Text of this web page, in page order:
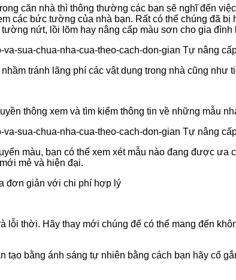
căn nhà thì thông thường các bạn sẽ nghĩ đến
các bức tường của nhà bạn. Rất có thể chúng đã
nứt, lồi lõm hay nâng cấp màu sơn cho gia đình
tránh lãng phí các vật dụng trong nhà cũng như
thông xem và tìm kiếm thông tin về những mẫu
màu, bạn có thể xem xét mẫu nào đang được
mẻ và hiện đại.
đơn giản với chi phí hợp lý
lỗi thời. Hãy thay mới chúng để có thể mang đến
tạo bằng ánh sáng tự nhiên bằng cách bạn hãy cố